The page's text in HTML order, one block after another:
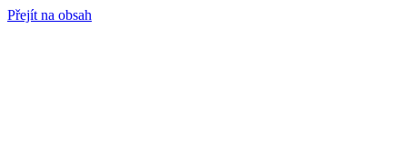
Přejít na obsah